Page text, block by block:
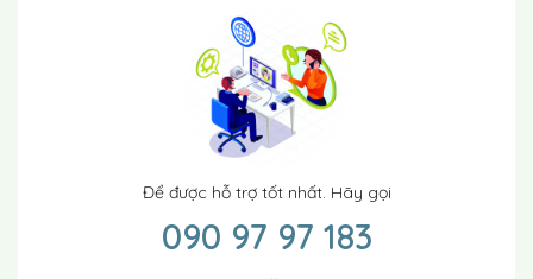
Để được hỗ trợ tốt nhất. Hãy gọi
090 97 97 183